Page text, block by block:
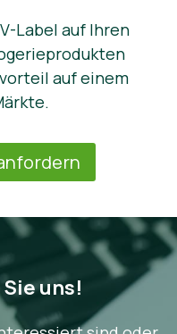
Label auf Ihren
auf einem
uns!